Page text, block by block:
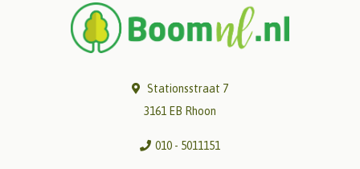
Stationsstraat 7
3161 EB Rhoon
010 - 5011151